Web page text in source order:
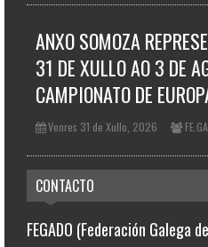
ANXO SOMOZA
31 DE XULLO AO 3 DE
CAMPIONATO DE
Venres 31 de Xullo, 2026
CONTACTO
FEGADO (Federación Galega